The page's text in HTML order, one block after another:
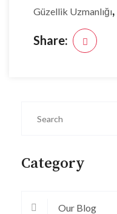
Güzellik Uzmanlığı,
Share:
Category
Our Blog